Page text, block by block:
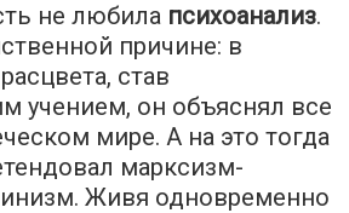
не любила психоанализ.
причине: в
став
учением, он объяснял все
мире. А на это тогда
марксизм-
Живя одновременно